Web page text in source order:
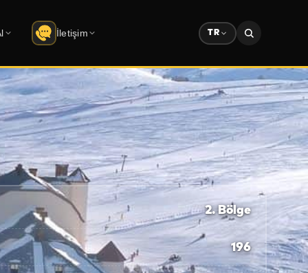
indir
İletişim
İletişim
Şirket bilgileri · form
Çözüm Ortaklarımız
Partner ekosistemi
Sponsorluk
Reklam & sponsorluk dosyası
TR
2. Bölge
196